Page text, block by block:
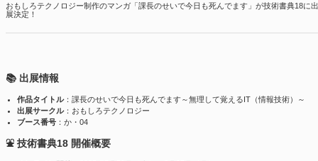
おもしろテクノロジー制作のマンガ「課長のせいで今日も死んでます」が技術書典18に出
展決定！
📚 出展情報
作品タイトル：課長のせいで今日も死んでます～無理して覚えるIT（情報技術）～
出展サークル：おもしろテクノロジー
ブース番号 ：か・04
⛲ 技術書典18 開催概要